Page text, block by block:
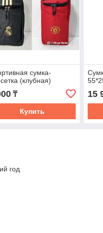
сумка-
(клубная)
₸
Купить
15
год